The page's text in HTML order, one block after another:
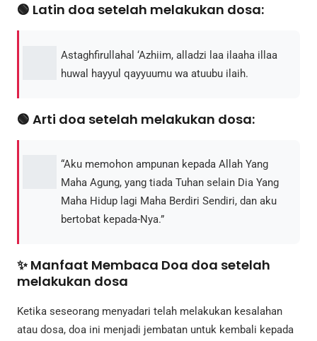
🟢 Latin doa setelah melakukan dosa:
Astaghfirullahal ‘Azhiim, alladzi laa ilaaha illaa
huwal hayyul qayyuumu wa atuubu ilaih.
🟢 Arti doa setelah melakukan dosa:
“Aku memohon ampunan kepada Allah Yang
Maha Agung, yang tiada Tuhan selain Dia Yang
Maha Hidup lagi Maha Berdiri Sendiri, dan aku
bertobat kepada-Nya.”
✨ Manfaat Membaca Doa doa setelah
melakukan dosa
Ketika seseorang menyadari telah melakukan kesalahan
atau dosa, doa ini menjadi jembatan untuk kembali kepada